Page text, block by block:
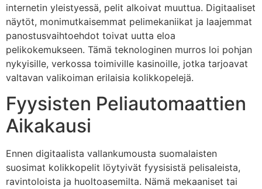
internetin yleistyessä, pelit alkoivat muuttua. Digitaaliset
näytöt, monimutkaisemmat pelimekaniikat ja laajemmat
panostusvaihtoehdot toivat uutta eloa
pelikokemukseen. Tämä teknologinen murros loi pohjan
nykyisille, verkossa toimiville kasinoille, jotka tarjoavat
valtavan valikoiman erilaisia kolikkopelejä.
Fyysisten Peliautomaattien
Aikakausi
Ennen digitaalista vallankumousta suomalaisten
suosimat kolikkopelit löytyivät fyysisistä pelisaleista,
ravintoloista ja huoltoasemilta. Nämä mekaaniset tai